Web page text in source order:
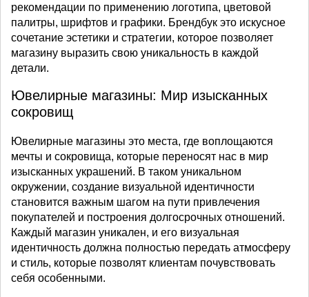
рекомендации по применению логотипа, цветовой
палитры, шрифтов и графики. Брендбук это искусное
сочетание эстетики и стратегии, которое позволяет
магазину выразить свою уникальность в каждой
детали.
Ювелирные магазины: Мир изысканных
сокровищ
Ювелирные магазины это места, где воплощаются
мечты и сокровища, которые переносят нас в мир
изысканных украшений. В таком уникальном
окружении, создание визуальной идентичности
становится важным шагом на пути привлечения
покупателей и построения долгосрочных отношений.
Каждый магазин уникален, и его визуальная
идентичность должна полностью передать атмосферу
и стиль, которые позволят клиентам почувствовать
себя особенными.